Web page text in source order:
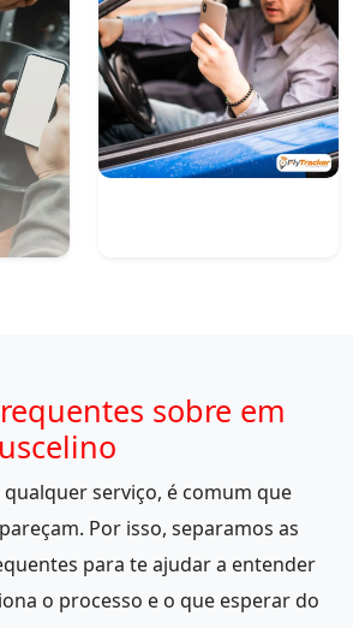
sobre em
serviço, é comum que
Por isso, separamos as
para te ajudar a entender
o processo e o que esperar do